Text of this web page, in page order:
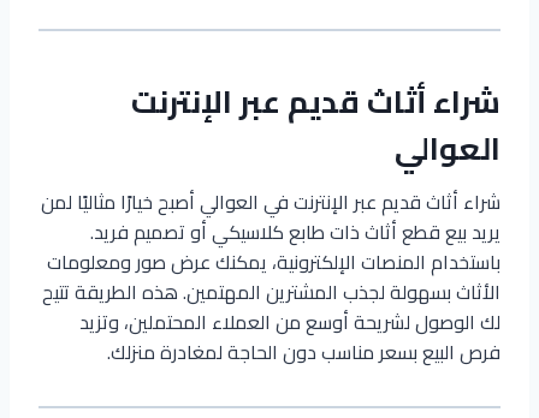
شراء أثاث قديم عبر الإنترنت
العوالي
شراء أثاث قديم عبر الإنترنت في العوالي أصبح خيارًا مثاليًا لمن
يريد بيع قطع أثاث ذات طابع كلاسيكي أو تصميم فريد.
باستخدام المنصات الإلكترونية، يمكنك عرض صور ومعلومات
الأثاث بسهولة لجذب المشترين المهتمين. هذه الطريقة تتيح
لك الوصول لشريحة أوسع من العملاء المحتملين، وتزيد
فرص البيع بسعر مناسب دون الحاجة لمغادرة منزلك.